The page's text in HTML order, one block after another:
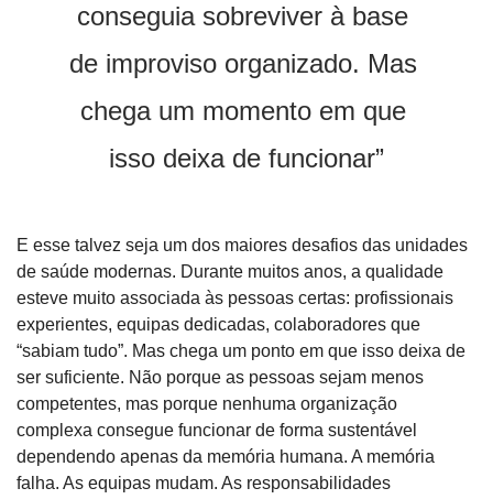
conseguia sobreviver à base
de improviso organizado. Mas
chega um momento em que
isso deixa de funcionar”
E esse talvez seja um dos maiores desafios das unidades
de saúde modernas. Durante muitos anos, a qualidade
esteve muito associada às pessoas certas: profissionais
experientes, equipas dedicadas, colaboradores que
“sabiam tudo”. Mas chega um ponto em que isso deixa de
ser suficiente. Não porque as pessoas sejam menos
competentes, mas porque nenhuma organização
complexa consegue funcionar de forma sustentável
dependendo apenas da memória humana. A memória
falha. As equipas mudam. As responsabilidades